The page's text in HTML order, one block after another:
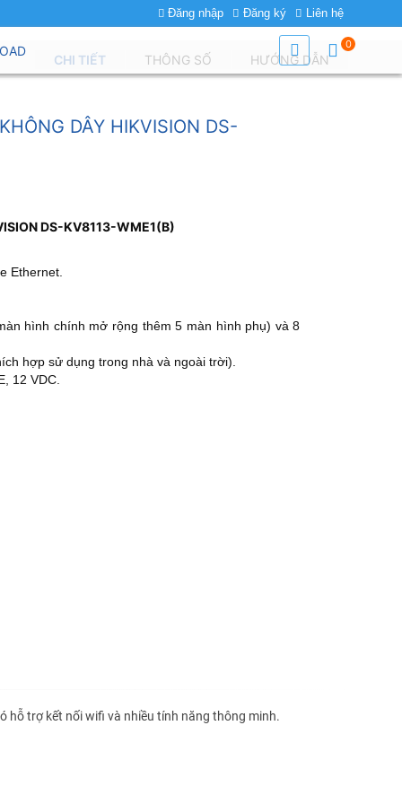
Đăng nhập Đăng ký Liên hệ
0
CHI TIẾT THÔNG SỐ HƯỚNG DẪN
DÂY HIKVISION DS-
DS-KV8113-WME1(B)
Ethernet.
hình chính mở rộng thêm 5 màn hình phụ) và 8
hợp sử dụng trong nhà và ngoài trời).
12 VDC.
hỗ trợ kết nối wifi và nhiều tính năng thông minh.